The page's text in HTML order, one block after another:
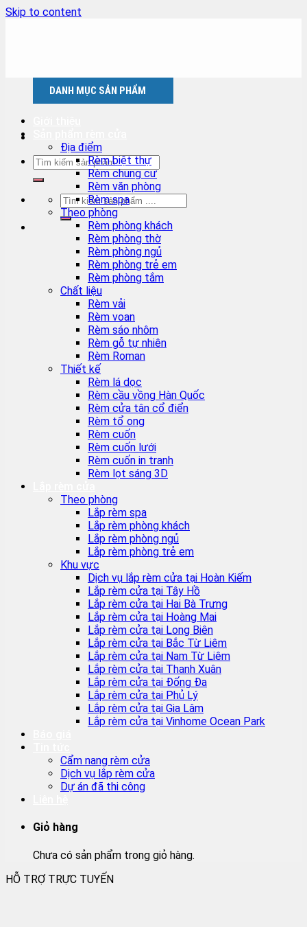
Skip to content
DANH MỤC SẢN PHẨM
Địa điểm
Rèm biệt thự
Rèm chung cư
Rèm văn phòng
Rèm spa
Theo phòng
Rèm phòng khách
Rèm phòng thờ
Rèm phòng ngủ
Rèm phòng trẻ em
Rèm phòng tắm
Chất liệu
Rèm vải
Rèm voan
Rèm sáo nhôm
Rèm gỗ tự nhiên
Rèm Roman
Thiết kế
Rèm lá dọc
Rèm cầu vồng Hàn Quốc
Rèm cửa tân cổ điển
Rèm tổ ong
Rèm cuốn
Rèm cuốn lưới
Rèm cuốn in tranh
Rèm lọt sáng 3D
Theo phòng
Lắp rèm spa
Lắp rèm phòng khách
Lắp rèm phòng ngủ
Lắp rèm phòng trẻ em
Khu vực
Dịch vụ lắp rèm cửa tại Hoàn Kiếm
Lắp rèm cửa tại Tây Hồ
Lắp rèm cửa tại Hai Bà Trưng
Lắp rèm cửa tại Hoàng Mai
Lắp rèm cửa tại Long Biên
Lắp rèm cửa tại Bắc Từ Liêm
Lắp rèm cửa tại Nam Từ Liêm
Lắp rèm cửa tại Thanh Xuân
Lắp rèm cửa tại Đống Đa
Lắp rèm cửa tại Phủ Lý
Lắp rèm cửa tại Gia Lâm
Lắp rèm cửa tại Vinhome Ocean Park
Cẩm nang rèm cửa
Dịch vụ lắp rèm cửa
Dự án đã thi công
Giỏ hàng
Chưa có sản phẩm trong giỏ hàng.
HỖ TRỢ TRỰC TUYẾN